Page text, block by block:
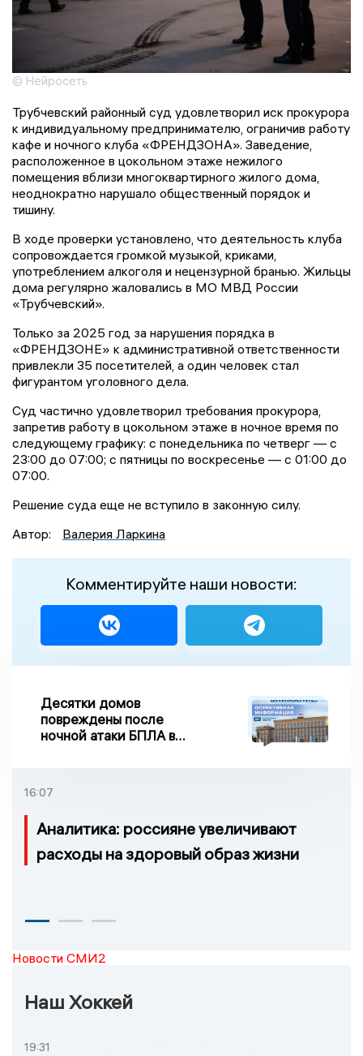
© Нейросеть
Трубчевский районный суд удовлетворил иск прокурора
к индивидуальному предпринимателю, ограничив работу
кафе и ночного клуба «ФРЕНДЗОНА». Заведение,
расположенное в цокольном этаже нежилого
помещения вблизи многоквартирного жилого дома,
неоднократно нарушало общественный порядок и
тишину.
В ходе проверки установлено, что деятельность клуба
сопровождается громкой музыкой, криками,
употреблением алкоголя и нецензурной бранью. Жильцы
дома регулярно жаловались в МО МВД России
«Трубчевский».
Только за 2025 год за нарушения порядка в
«ФРЕНДЗОНЕ» к административной ответственности
привлекли 35 посетителей, а один человек стал
фигурантом уголовного дела.
Суд частично удовлетворил требования прокурора,
запретив работу в цокольном этаже в ночное время по
следующему графику: с понедельника по четверг — с
23:00 до 07:00; с пятницы по воскресенье — с 01:00 до
07:00.
Решение суда еще не вступило в законную силу.
Автор:
Валерия Ларкина
Комментируйте наши новости:
Десятки домов
повреждены после
ночной атаки БПЛА в
16:07
Аналитика: россияне увеличивают
расходы на здоровый образ жизни
Новости СМИ2
Наш Хоккей
19:31